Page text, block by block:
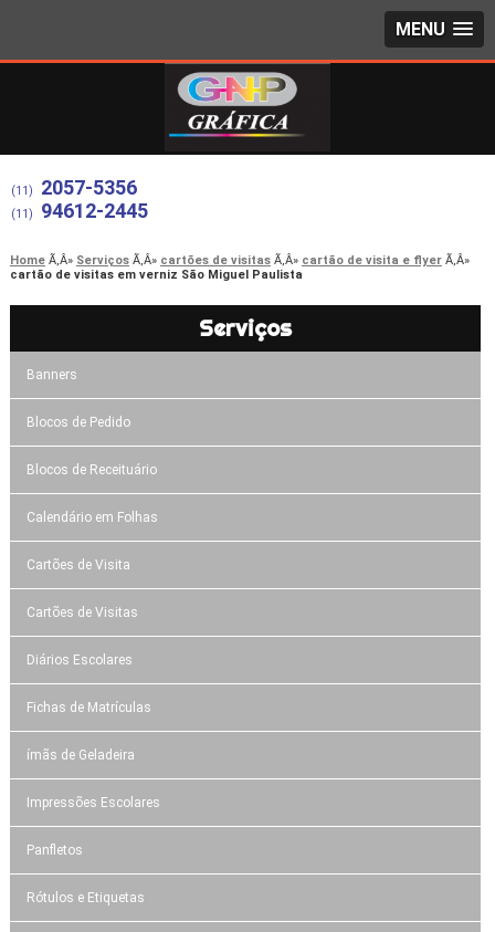
MENU
(11) 2057-5356
(11) 94612-2445
Home Serviços cartões de visitas
cartão de visita e flyer
cartão de visitas em verniz São Miguel Paulista
Serviços
Banners
Blocos de Pedido
Blocos de Receituário
Calendário em Folhas
Cartões de Visita
Cartões de Visitas
Diários Escolares
Fichas de Matrículas
ímãs de Geladeira
Impressões Escolares
Panfletos
Rótulos e Etiquetas